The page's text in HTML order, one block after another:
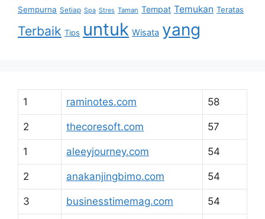
Sempurna Setiap Spa Stres Taman Tempat Temukan Teratas
Terbaik Tips untuk Wisata yang
1 raminotes.com 58
2 thecoresoft.com 57
1 aleeyjourney.com 54
2 anakanjingbimo.com 54
3 businesstimemag.com 54